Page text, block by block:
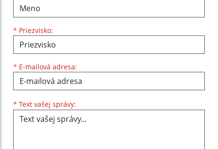
* Priezvisko:
* E-mailová adresa:
* Text vašej správy: